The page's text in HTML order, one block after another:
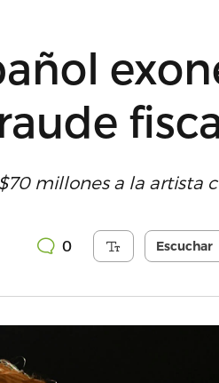
millones a la artista
0 Escuchar